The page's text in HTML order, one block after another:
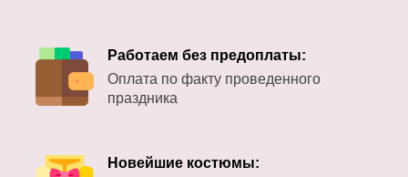
Работаем без предоплаты:
Оплата по факту проведенного
праздника
Новейшие костюмы: